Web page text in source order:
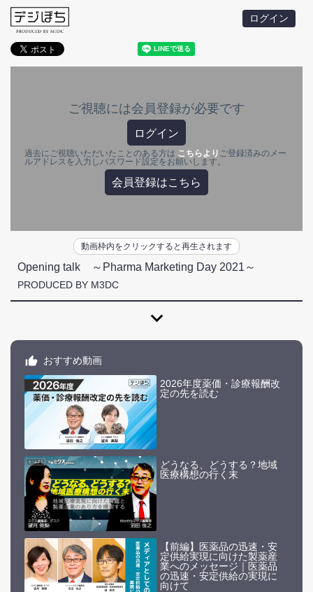
ログイン
ご視聴には会員登録が必要です
ログイン
過去にご視聴いただいたことのある方は こちらより ご登録済みのメー
ルアドレスを入力しパスワード設定をお願いします。
会員登録はこちら
動画枠内をクリックすると再生されます
Opening talk ～Pharma Marketing Day 2021～
PRODUCED BY M3DC
expand_more
おすすめ動画
2026年度薬価・診療報酬改
定の先を読む
どうなる、どうする？地域
医療構想の行く末
【前編】医薬品の迅速・安
定供給実現に向けた製薬産
業へのメッセージ｜医薬品
の迅速・安定供給の実現に
向けて